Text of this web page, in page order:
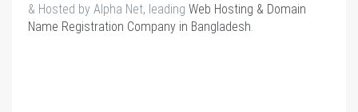
& Hosted by Alpha Net, leading Web Hosting & Domain
Name Registration Company in Bangladesh.